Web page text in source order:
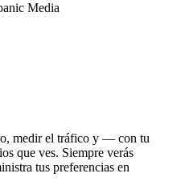
Media
medir el tráfico y — con tu
que ves. Siempre verás
tus preferencias en